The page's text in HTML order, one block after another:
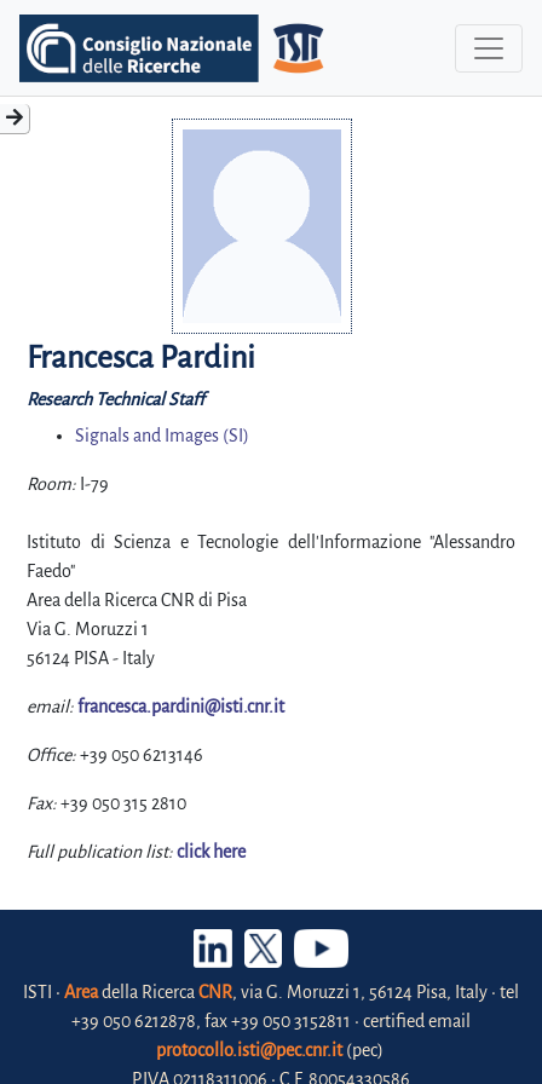
Francesca Pardini
Research Technical Staff
Signals and Images (SI)
Room: I-79
Istituto di Scienza e Tecnologie dell'Informazione "Alessandro
Faedo"
Area della Ricerca CNR di Pisa
Via G. Moruzzi 1
56124 PISA - Italy
email:francesca.pardini@isti.cnr.it
Office:+39 050 6213146
Fax:+39 050 315 2810
Full publication list:click here
ISTI • Areadella Ricerca CNR, via G. Moruzzi 1, 56124 Pisa, Italy • tel
+39 050 6212878, fax +39 050 3152811 • certified email
protocollo.isti@pec.cnr.it(pec)
P.IVA 02118311006 • C.F. 80054330586